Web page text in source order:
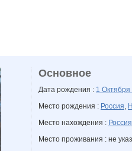
Основное
Дата рождения : 1 Октября
Место рождения : Россия,
Место нахождения : Россия
Место проживания : не